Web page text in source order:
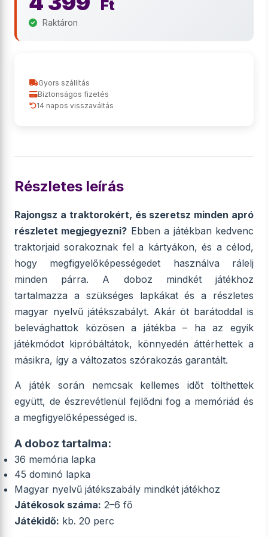
Ft
Raktáron
Gyors szállítás
Biztonságos fizetés
14 napos visszaváltás
Részletes leírás
Rajongsz a traktorokért, és szeretsz minden apró
részletet megjegyezni? Ebben a játékban kedvenc
traktorjaid sorakoznak fel a kártyákon, és a célod,
hogy megfigyelőképességedet használva rálelj
minden párra. A doboz mindkét játékhoz
tartalmazza a szükséges lapkákat és a részletes
magyar nyelvű játékszabályt. Akár öt barátoddal is
belevághattok közösen a játékba – ha az egyik
játékmódot kipróbáltátok, könnyedén áttérhettek a
másikra, így a változatos szórakozás garantált.
A játék során nemcsak kellemes időt tölthettek
együtt, de észrevétlenül fejlődni fog a memóriád és
a megfigyelőképességed is.
A doboz tartalma:
36 memória lapka
45 dominó lapka
Magyar nyelvű játékszabály mindkét játékhoz
Játékosok száma: 2–6 fő
Játékidő: kb. 20 perc